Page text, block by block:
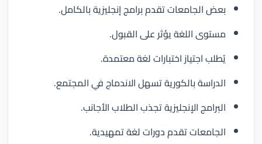
بعض الجامعات تقدم برامج إنجليزية بالكامل.
مستوى اللغة يؤثر على القبول.
يُطلب اجتياز اختبارات لغة معتمدة.
الدراسة بالكورية تسهل الاندماج في المجتمع.
البرامج الإنجليزية تجذب الطلاب الأجانب.
الجامعات تقدم دورات لغة تمهيدية.